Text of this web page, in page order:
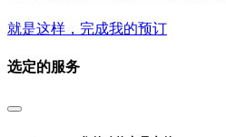
就是这样，完成我的预订
选定的服务